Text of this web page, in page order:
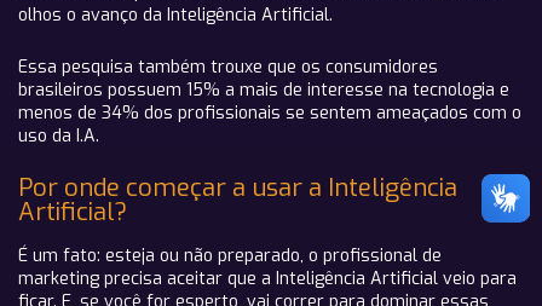
olhos o avanço da Inteligência Artificial.
Essa pesquisa também trouxe que os consumidores
brasileiros possuem 15% a mais de interesse na tecnologia e
menos de 34% dos profissionais se sentem ameaçados com o
uso da I.A.
Por onde começar a usar a Inteligência
Artificial?
É um fato: esteja ou não preparado, o profissional de
marketing precisa aceitar que a Inteligência Artificial veio para